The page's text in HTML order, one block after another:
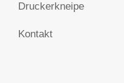
Druckerkneipe
Kontakt